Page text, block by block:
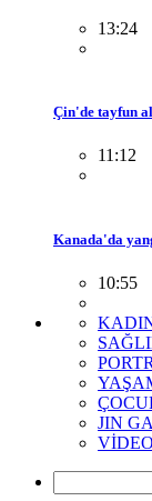
13:24
Çin'de tayfun
11:12
Kanada'da
10:55
JIN